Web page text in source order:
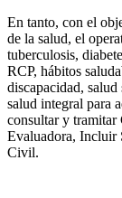
En tanto, con el
de la salud, el
tuberculosis,
RCP, hábitos
discapacidad,
salud integral para
consultar y tramitar
Evaluadora, Incluir
Civil.